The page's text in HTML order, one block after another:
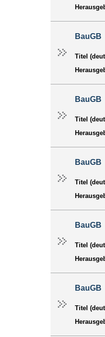
BauGB
Titel
BauGB
Titel
BauGB
Titel
BauGB
Titel
BauGB
Titel